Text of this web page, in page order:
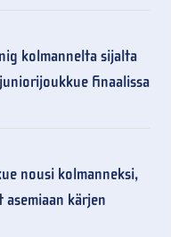
kolmannelta sijalta
finaalissa
nousi kolmanneksi,
kärjen